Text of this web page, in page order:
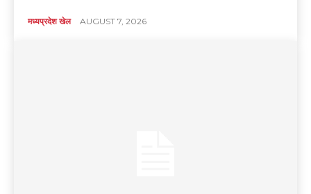
मध्यप्रदेश खेल AUGUST 7, 2026